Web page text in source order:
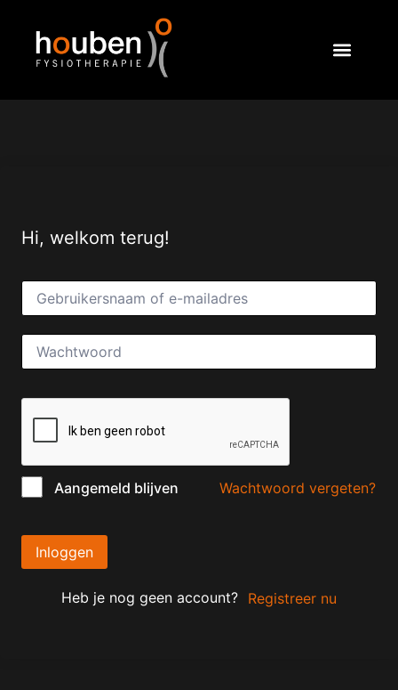
Hi, welkom terug!
Aangemeld blijven Wachtwoord vergeten?
Inloggen
Heb je nog geen account? Registreer nu